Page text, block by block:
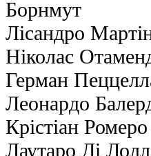
Борнмут
Лісандро
Ніколас
Герман
Леонардо
Крістіан
Лаутаро Ді